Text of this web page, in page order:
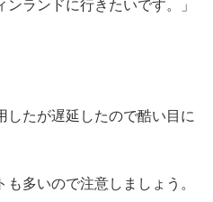
ランドに行きたいです。」
したが遅延したので酷い目に
多いので注意しましょう。